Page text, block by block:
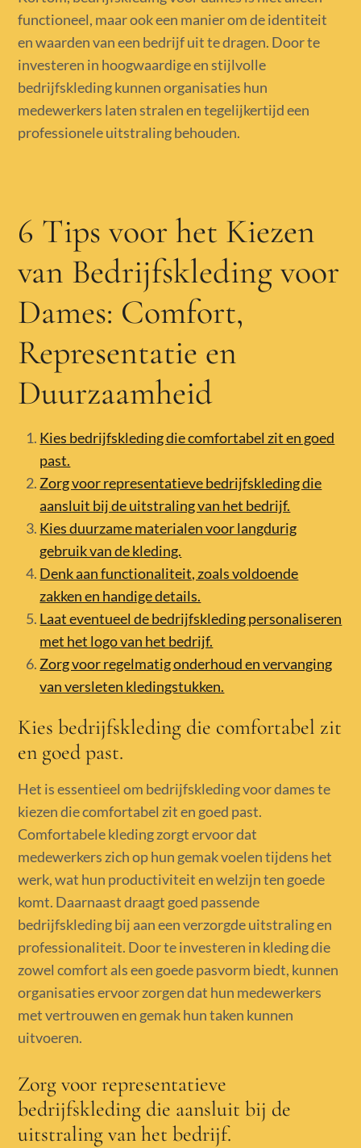
functioneel, maar ook een manier om de identiteit
en waarden van een bedrijf uit te dragen. Door te
investeren in hoogwaardige en stijlvolle
bedrijfskleding kunnen organisaties hun
medewerkers laten stralen en tegelijkertijd een
professionele uitstraling behouden.
6 Tips voor het Kiezen
van Bedrijfskleding voor
Dames: Comfort,
Representatie en
Duurzaamheid
Kies bedrijfskleding die comfortabel zit en goed
past.
Zorg voor representatieve bedrijfskleding die
aansluit bij de uitstraling van het bedrijf.
Kies duurzame materialen voor langdurig
gebruik van de kleding.
Denk aan functionaliteit, zoals voldoende
zakken en handige details.
Laat eventueel de bedrijfskleding personaliseren
met het logo van het bedrijf.
Zorg voor regelmatig onderhoud en vervanging
van versleten kledingstukken.
Kies bedrijfskleding die comfortabel zit
en goed past.
Het is essentieel om bedrijfskleding voor dames te
kiezen die comfortabel zit en goed past.
Comfortabele kleding zorgt ervoor dat
medewerkers zich op hun gemak voelen tijdens het
werk, wat hun productiviteit en welzijn ten goede
komt. Daarnaast draagt goed passende
bedrijfskleding bij aan een verzorgde uitstraling en
professionaliteit. Door te investeren in kleding die
zowel comfort als een goede pasvorm biedt, kunnen
organisaties ervoor zorgen dat hun medewerkers
met vertrouwen en gemak hun taken kunnen
uitvoeren.
Zorg voor representatieve
bedrijfskleding die aansluit bij de
uitstraling van het bedrijf.